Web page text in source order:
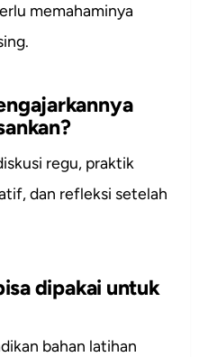
memahaminya
regu, praktik
dan refleksi setelah
dipakai untuk
bahan latihan